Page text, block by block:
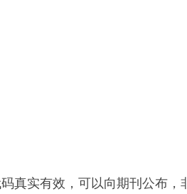
真实有效，可以向期刊公布，